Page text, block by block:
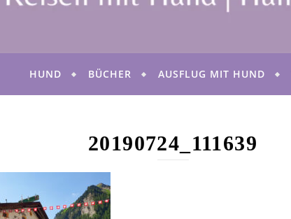
HUND BÜCHER AUSFLUG MIT HUND
20190724_111639